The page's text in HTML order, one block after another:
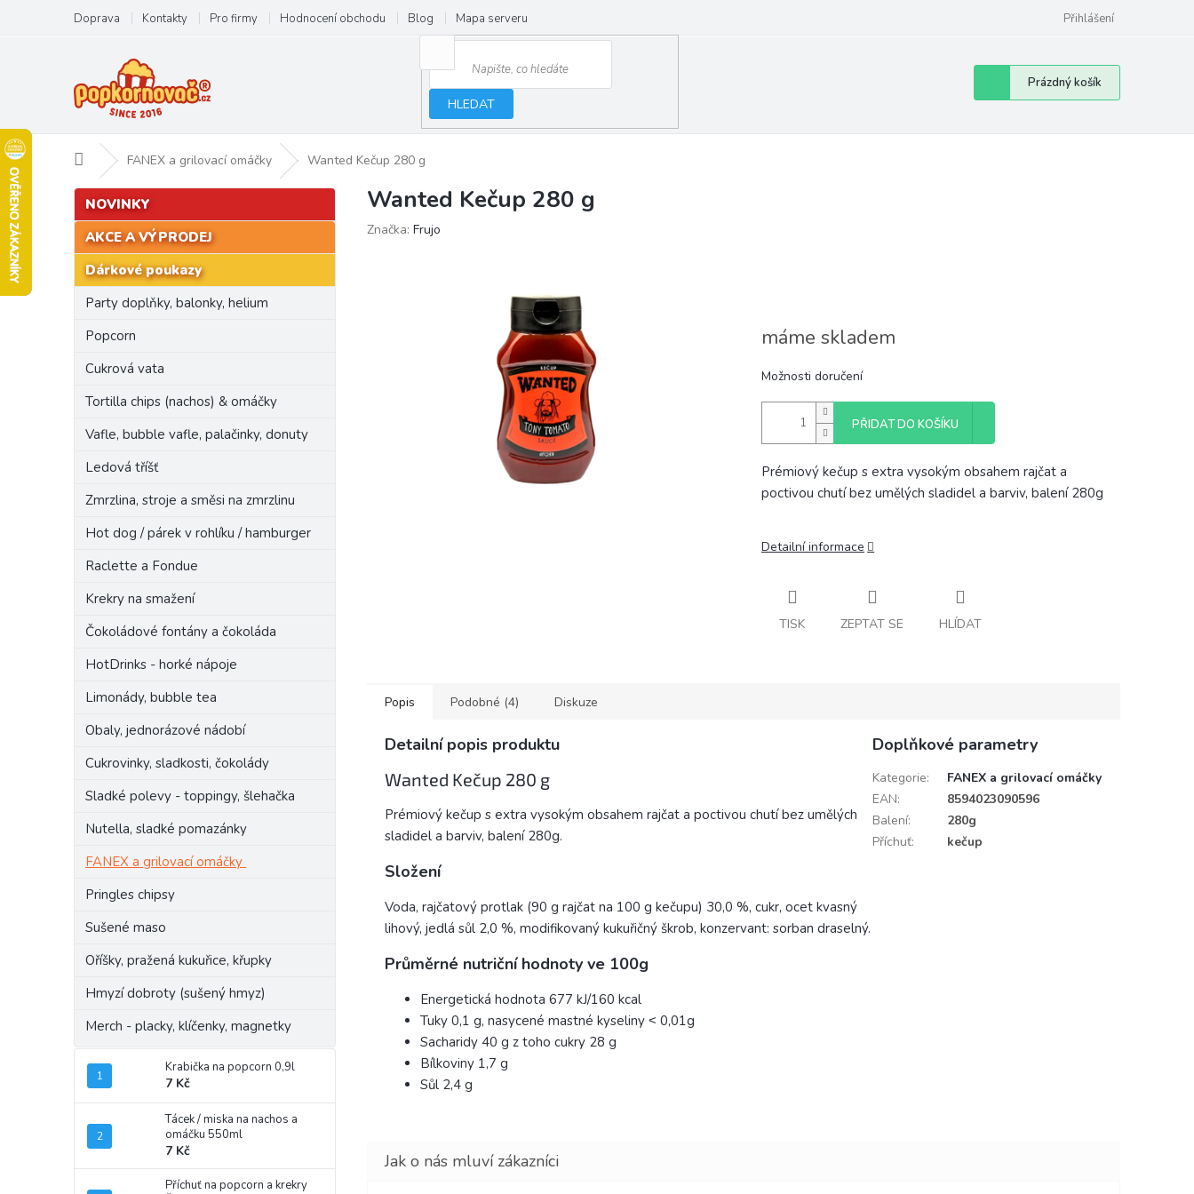
obsah
Doprava Kontakty Pro firmy Hodnocení obchodu Blog Mapa serveru Přihlášení
HLEDAT
Nákupní
košík
Prázdný košík
Domů FANEX a grilovací omáčky Wanted Kečup 280 g
P
o
t
Přeskočit
kategorie
NOVINKY
AKCE A VÝPRODEJ
Dárkové poukazy
Party doplňky, balonky, helium
Popcorn
Cukrová vata
Tortilla chips (nachos) & omáčky
Vafle, bubble vafle, palačinky, donuty
Ledová tříšť
Zmrzlina, stroje a směsi na zmrzlinu
Hot dog / párek v rohlíku / hamburger
Raclette a Fondue
Krekry na smažení
Čokoládové fontány a čokoláda
HotDrinks - horké nápoje
Limonády, bubble tea
Obaly, jednorázové nádobí
Cukrovinky, sladkosti, čokolády
Sladké polevy - toppingy, šlehačka
Nutella, sladké pomazánky
FANEX a grilovací omáčky
Pringles chipsy
Sušené maso
Oříšky, pražená kukuřice, křupky
Hmyzí dobroty (sušený hmyz)
Merch - placky, klíčenky, magnetky
Krabička na popcorn 0,9l
7 Kč
Tácek / miska na nachos a
omáčku 550ml
7 Kč
Příchuť na popcorn a krekry
Wanted Kečup 280 g
Značka: Frujo
máme skladem
Možnosti doručení
PŘIDAT DO KOŠÍKU
Prémiový kečup s extra vysokým obsahem rajčat a
poctivou chutí bez umělých sladidel a barviv, balení 280g
Detailní informace
TISK ZEPTAT SE HLÍDAT
Popis Podobné (4) Diskuze
Detailní popis produktu
Wanted Kečup 280 g
Prémiový kečup s extra vysokým obsahem rajčat a poctivou chutí bez umělých
sladidel a barviv, balení 280g.
Složení
Voda, rajčatový protlak (90 g rajčat na 100 g kečupu) 30,0 %, cukr, ocet kvasný
lihový, jedlá sůl 2,0 %, modifikovaný kukuřičný škrob, konzervant: sorban draselný.
Průměrné nutriční hodnoty ve 100g
Energetická hodnota 677 kJ/160 kcal
Tuky 0,1 g, nasycené mastné kyseliny ˂ 0,01g
Sacharidy 40 g z toho cukry 28 g
Bílkoviny 1,7 g
Sůl 2,4 g
Doplňkové parametry
Kategorie:
FANEX a grilovací omáčky
EAN:
8594023090596
Balení:
280g
Příchuť: kečup